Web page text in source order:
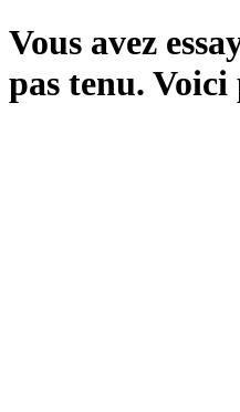
Vous avez
pas tenu.